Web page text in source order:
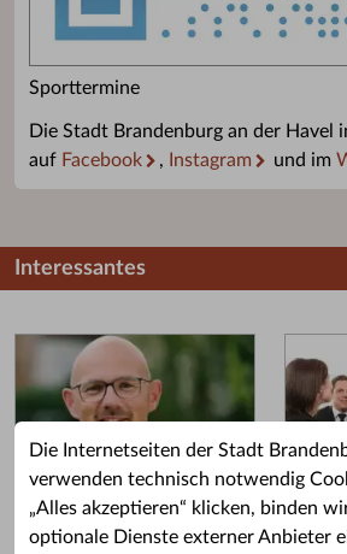
Die Internetseiten der Stadt
verwenden technisch notwendig
„Alles akzeptieren“ klicken, binden
optionale Dienste externer Anbieter
Sporttermine
Die Stadt Brandenburg an der Havel
auf Facebook , Instagram und im
Interessantes
Grußwort des OB